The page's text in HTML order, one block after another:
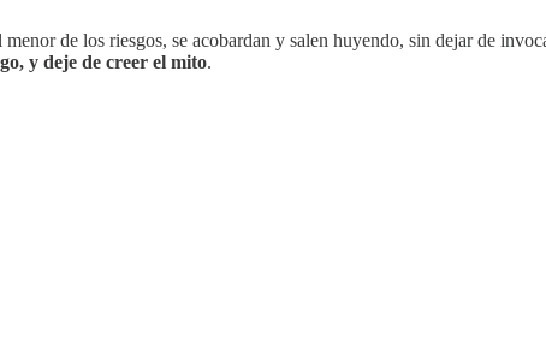
de los riesgos, se acobardan y salen huyendo, sin dejar de
y deje de creer el mito.